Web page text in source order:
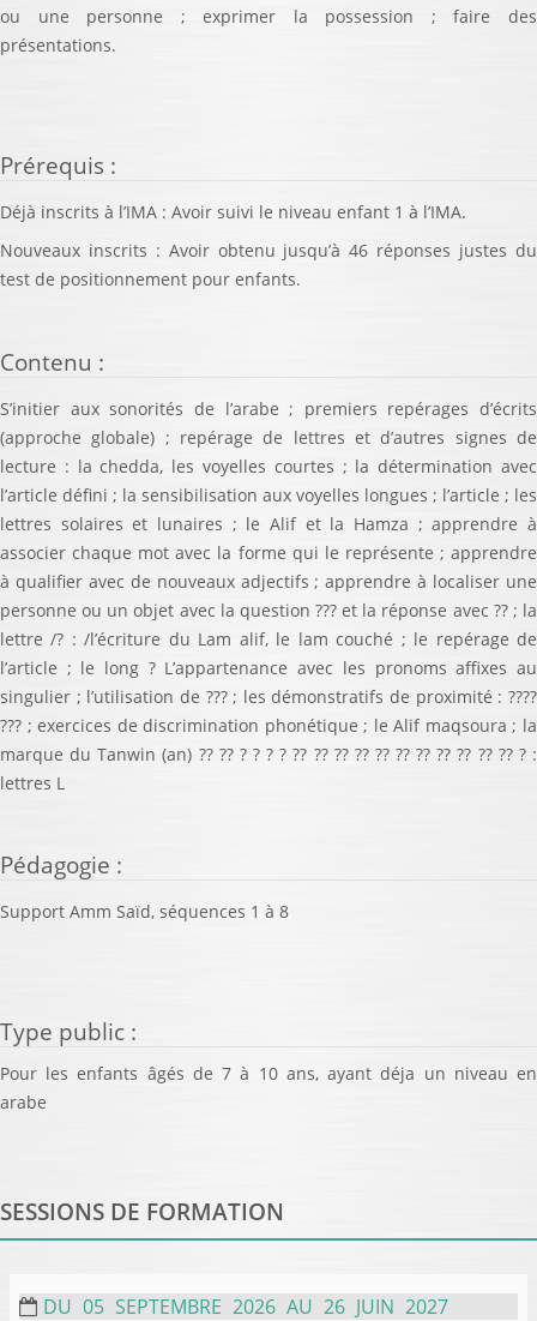
ou une personne ; exprimer la possession ; faire des
présentations.
Prérequis :
Déjà inscrits à l’IMA : Avoir suivi le niveau enfant 1 à l’IMA.
Nouveaux inscrits : Avoir obtenu jusqu’à 46 réponses justes du
test de positionnement pour enfants.
Contenu :
S’initier aux sonorités de l’arabe ; premiers repérages d’écrits
(approche globale) ; repérage de lettres et d’autres signes de
lecture : la chedda, les voyelles courtes ; la détermination avec
l’article défini ; la sensibilisation aux voyelles longues ; l’article ; les
lettres solaires et lunaires ; le Alif et la Hamza ; apprendre à
associer chaque mot avec la forme qui le représente ; apprendre
à qualifier avec de nouveaux adjectifs ; apprendre à localiser une
personne ou un objet avec la question ??? et la réponse avec ?? ; la
lettre /? : /l’écriture du Lam alif, le lam couché ; le repérage de
l’article ; le long ? L’appartenance avec les pronoms affixes au
singulier ; l’utilisation de ??? ; les démonstratifs de proximité : ????
??? ; exercices de discrimination phonétique ; le Alif maqsoura ; la
marque du Tanwin (an) ?? ?? ? ? ? ? ?? ?? ?? ?? ?? ?? ?? ?? ?? ?? ?? ? :
lettres L
Pédagogie :
Support Amm Saïd, séquences 1 à 8
Type public :
Pour les enfants âgés de 7 à 10 ans, ayant déja un niveau en
arabe
SESSIONS DE FORMATION
DU 05 SEPTEMBRE 2026 AU 26 JUIN 2027